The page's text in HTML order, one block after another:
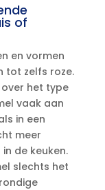
of
en vormen
tot zelfs roze.​
het type
vaak aan
in een
meer
de keuken.​
slechts het